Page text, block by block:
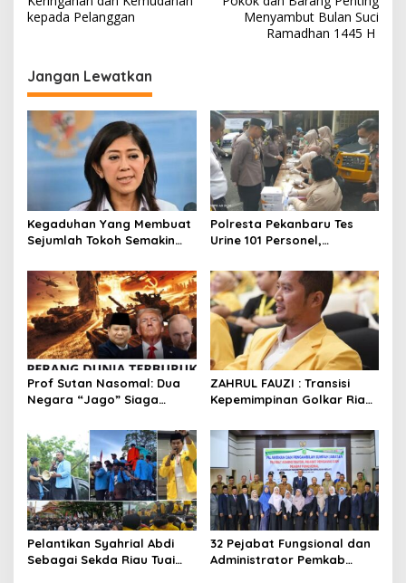
v
i
a
s
i
p
o
s
kepada Pelanggan
Menyambut Bulan Suci
Ramadhan 1445 H
Jangan Lewatkan
Kegaduhan Yang Membuat
Sejumlah Tokoh Semakin
Masyarakat
Polresta Pekanbaru Tes
Urine 101 Personel,
Narkoba
Prof Sutan Nasomal: Dua
Negara “Jago” Siaga
Kemana?
ZAHRUL FAUZI : Transisi
Kepemimpinan Golkar Riau
Pelantikan Syahrial Abdi
Sebagai Sekda Riau Tuai
32 Pejabat Fungsional dan
Administrator Pemkab